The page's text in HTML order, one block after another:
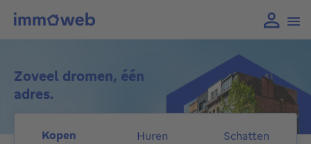
Zoveel dromen, één
adres.
Kopen Huren Schatten